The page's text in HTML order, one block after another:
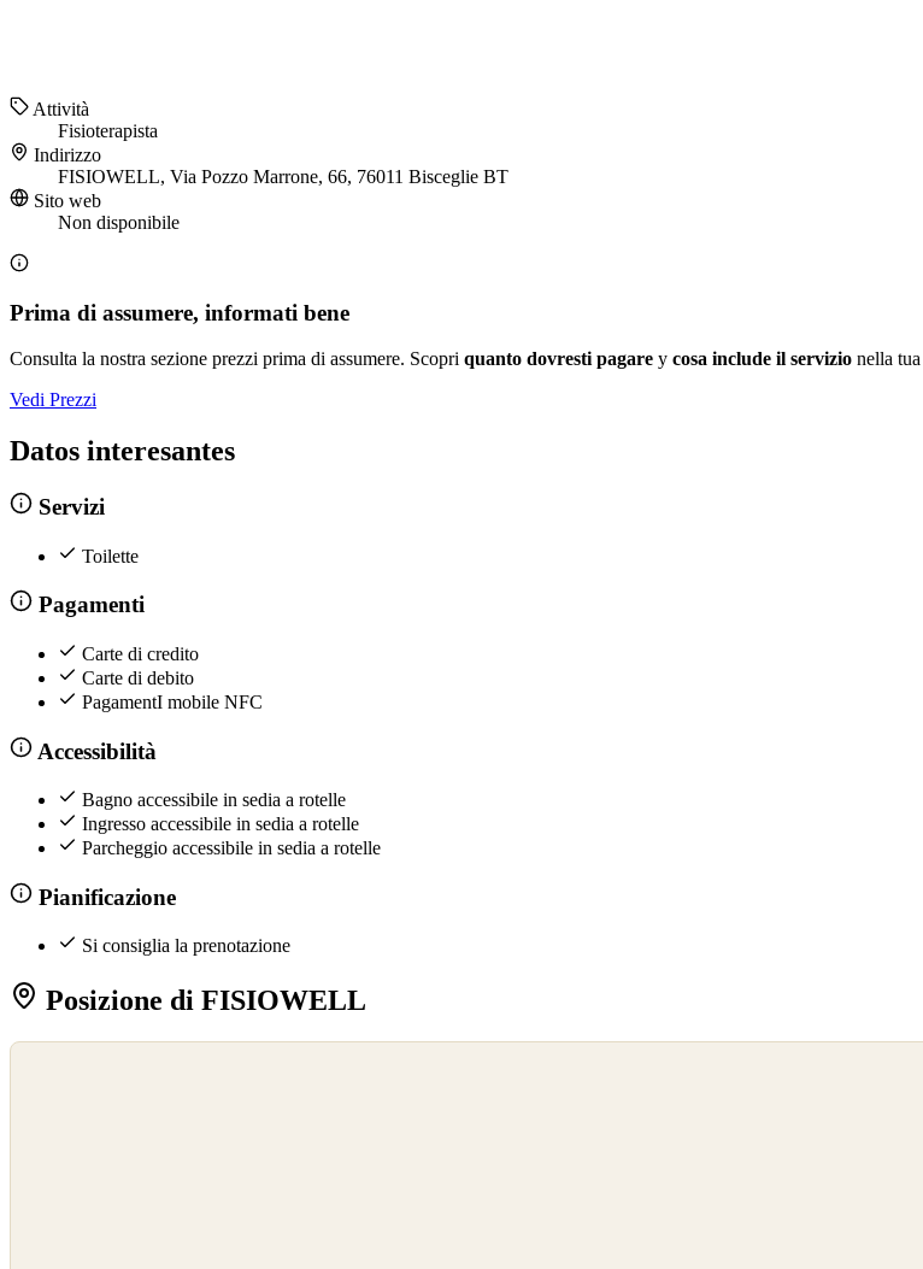
Attività
Fisioterapista
Indirizzo
FISIOWELL, Via Pozzo Marrone, 66, 76011 Bisceglie BT
Sito web
Non disponibile
Prima di assumere, informati bene
Consulta la nostra sezione prezzi prima di assumere. Scopri quanto dovresti pagare y cosa include il servizio nella
Vedi Prezzi
Datos interesantes
Servizi
Toilette
Pagamenti
Carte di credito
Carte di debito
PagamentI mobile NFC
Accessibilità
Bagno accessibile in sedia a rotelle
Ingresso accessibile in sedia a rotelle
Parcheggio accessibile in sedia a rotelle
Pianificazione
Si consiglia la prenotazione
Posizione di FISIOWELL